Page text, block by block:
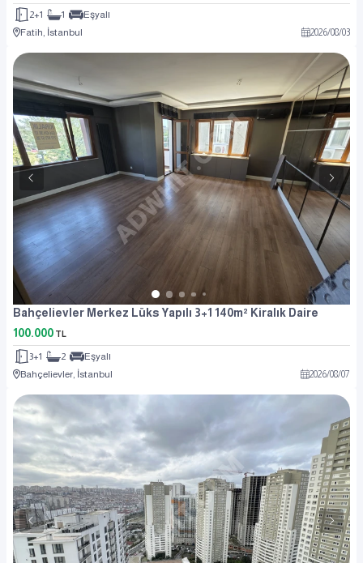
2+1 1
Eşyalı
Fatih, İstanbul
2026/08/03
Bahçelievler Merkez Lüks Yapılı 3+1 140m² Kiralık Daire
100.000 TL
3+1 2
Eşyalı
Bahçelievler, İstanbul
2026/08/07